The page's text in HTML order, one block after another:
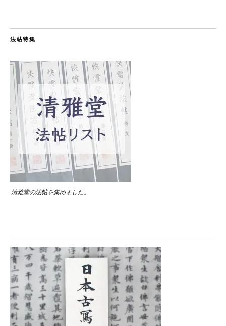
法帖特集
清雅堂の法帖を集めました。